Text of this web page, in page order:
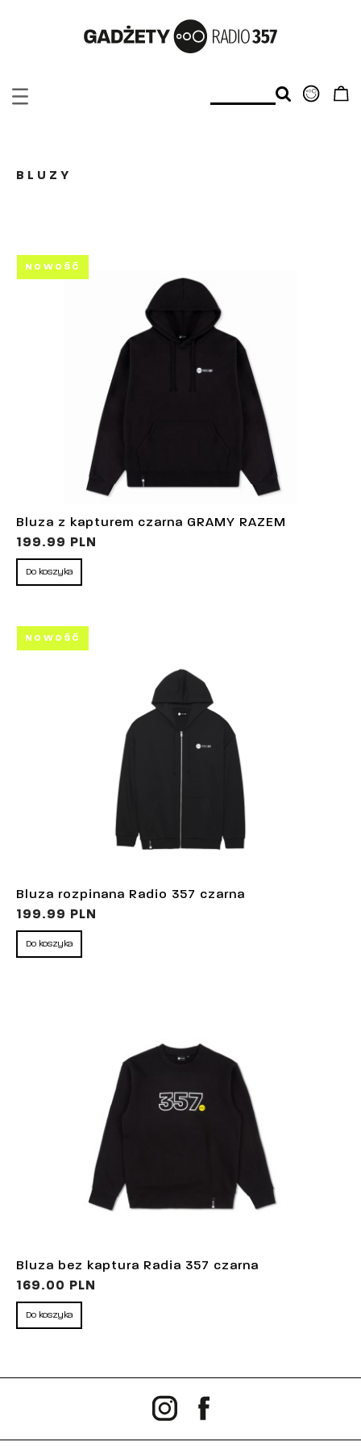
BLUZY
Bluza z kapturem czarna GRAMY RAZEM
199.99 PLN
Do koszyka
NOWOŚĆ
Bluza rozpinana Radio 357 czarna
199.99 PLN
Do koszyka
NOWOŚĆ
Bluza bez kaptura Radia 357 czarna
169.00 PLN
Do koszyka